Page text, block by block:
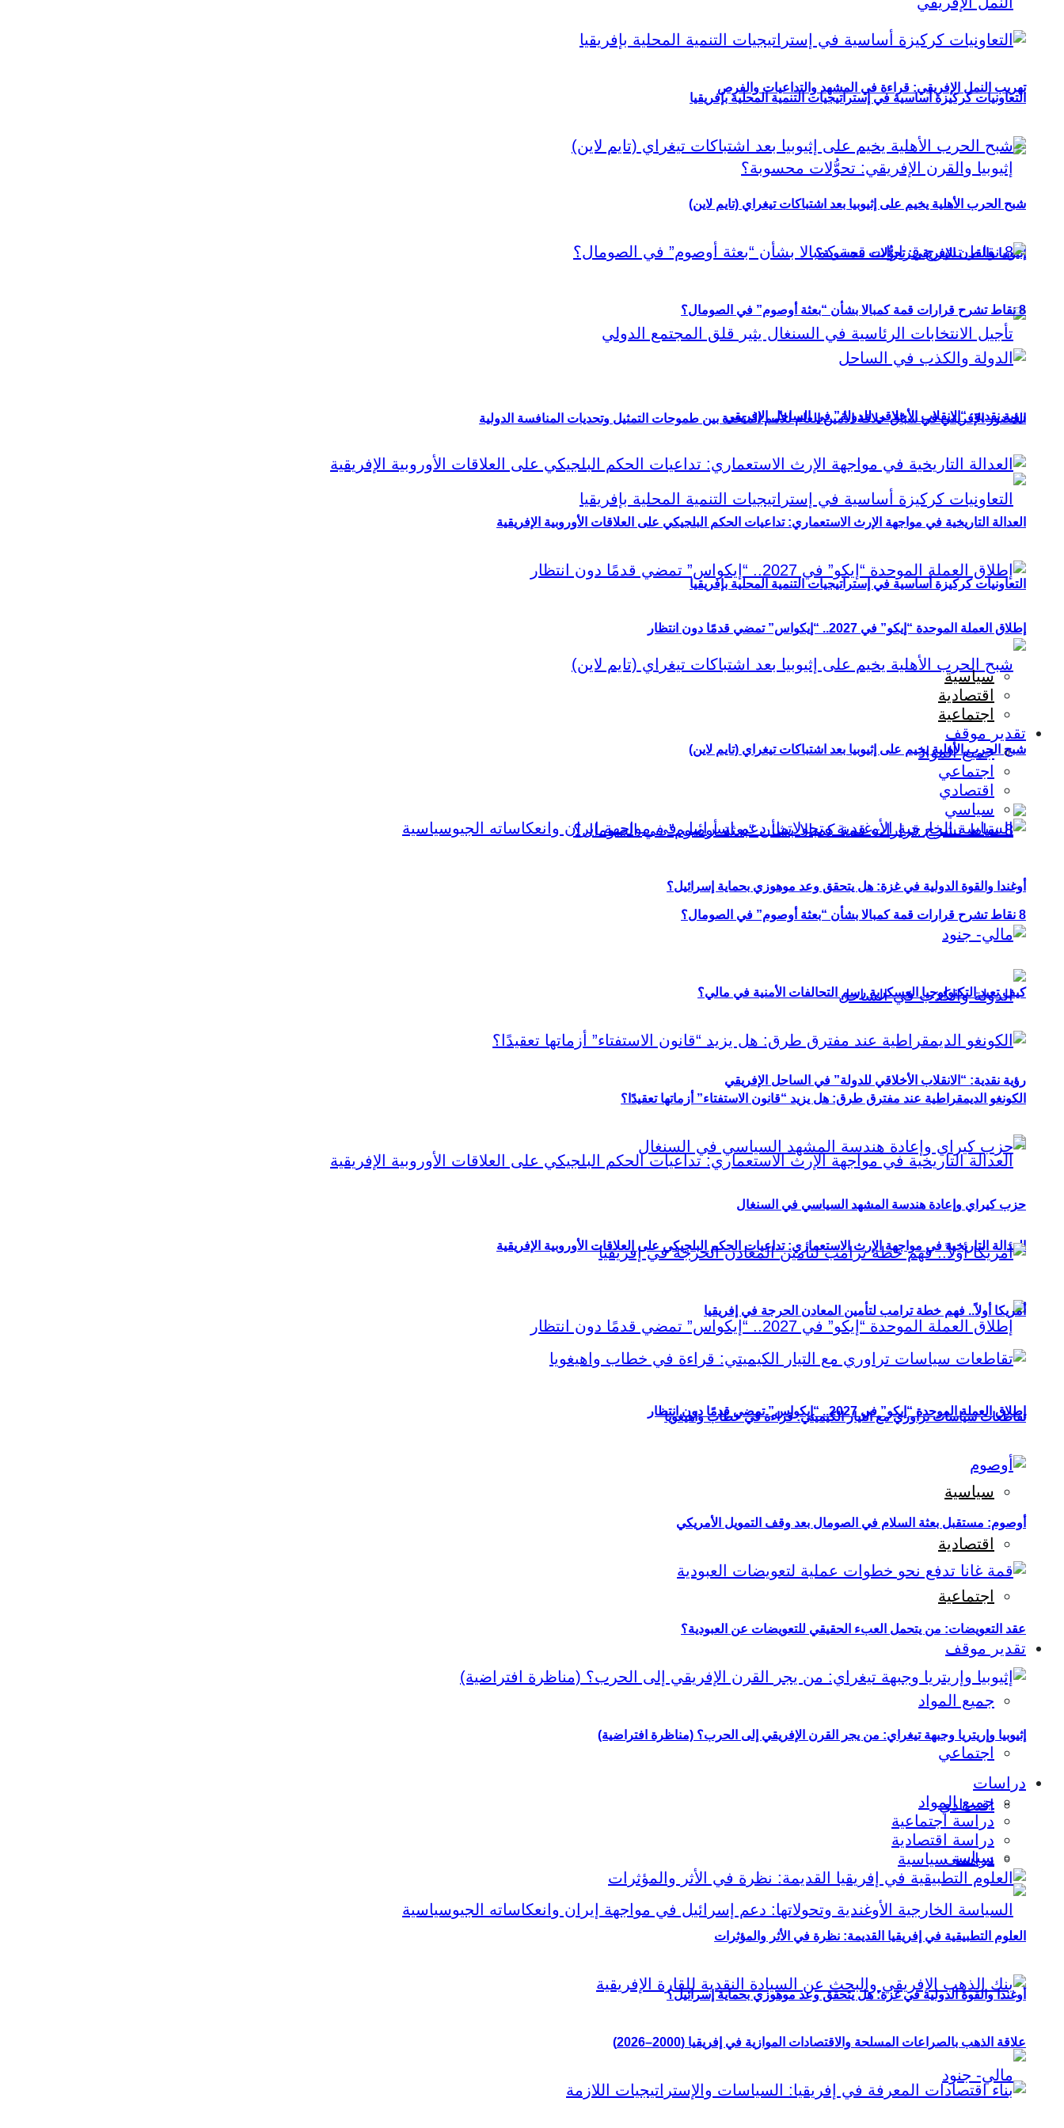
تهريب النمل الإفريقي: قراءة في المشهد والتداعيات والفرص
إثيوبيا والقرن الإفريقي: تحوُّلات محسوبة؟
الحضور الإفريقي في سباق خلافة الأمين العام للأمم المتحدة بين طموحات التمثيل وتحديات المنافسة الدولية
التعاونيات كركيزة أساسية في إستراتيجيات التنمية المحلية بإفريقيا
شبح الحرب الأهلية يخيم على إثيوبيا بعد اشتباكات تيغراي (تايم لاين)
8 نقاط تشرح قرارات قمة كمبالا بشأن “بعثة أوصوم” في الصومال؟
رؤية نقدية: “الانقلاب الأخلاقي للدولة” في الساحل الإفريقي
العدالة التاريخية في مواجهة الإرث الاستعماري: تداعيات الحكم البلجيكي على العلاقات الأوروبية الإفريقية
إطلاق العملة الموحدة “إيكو” في 2027.. “إيكواس” تمضي قدمًا دون انتظار
سياسية
اقتصادية
اجتماعية
تقدير موقف
جميع المواد
اجتماعي
اقتصادي
سياسي
أوغندا والقوة الدولية في غزة: هل يتحقق وعد موهوزي بحماية إسرائيل؟
التعاونيات كركيزة أساسية في إستراتيجيات التنمية المحلية بإفريقيا
شبح الحرب الأهلية يخيم على إثيوبيا بعد اشتباكات تيغراي (تايم لاين)
8 نقاط تشرح قرارات قمة كمبالا بشأن “بعثة أوصوم” في الصومال؟
رؤية نقدية: “الانقلاب الأخلاقي للدولة” في الساحل الإفريقي
العدالة التاريخية في مواجهة الإرث الاستعماري: تداعيات الحكم البلجيكي على العلاقات الأوروبية الإفريقية
إطلاق العملة الموحدة “إيكو” في 2027.. “إيكواس” تمضي قدمًا دون انتظار
سياسية
اقتصادية
اجتماعية
تقدير موقف
جميع المواد
اجتماعي
اقتصادي
سياسي
أوغندا والقوة الدولية في غزة: هل يتحقق وعد موهوزي بحماية إسرائيل؟
كيف تعيد التكنولوجيا العسكرية رسم التحالفات الأمنية في مالي؟
الكونغو الديمقراطية عند مفترق طرق: هل يزيد “قانون الاستفتاء” أزماتها تعقيدًا؟
حزب كيراي وإعادة هندسة المشهد السياسي في السنغال
أمريكا أولاً.. فهم خطة ترامب لتأمين المعادن الحرجة في إفريقيا
تقاطعات سياسات تراوري مع التيار الكيميتي: قراءة في خطاب واهيغويا
أوصوم: مستقبل بعثة السلام في الصومال بعد وقف التمويل الأمريكي
عقد التعويضات: من يتحمل العبء الحقيقي للتعويضات عن العبودية؟
إثيوبيا وإريتريا وجبهة تيغراي: من يجر القرن الإفريقي إلى الحرب؟ (مناظرة افتراضية)
دراسات
جميع المواد
دراسة اجتماعية
دراسة اقتصادية
دراسة سياسية
العلوم التطبيقية في إفريقيا القديمة: نظرة في الأثر والمؤثرات
علاقة الذهب بالصراعات المسلحة والاقتصادات الموازية في إفريقيا (2000–2026)